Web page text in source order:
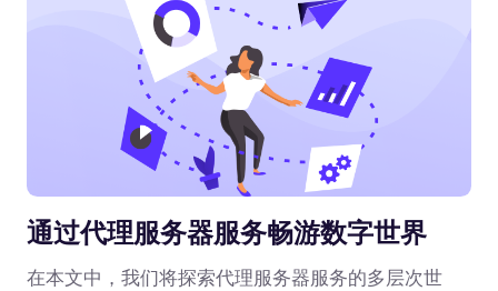
通过代理服务器服务畅游数字世界
在本文中，我们将探索代理服务器服务的多层次世